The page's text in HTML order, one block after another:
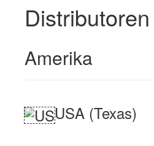
Distributoren
Amerika
USA (Texas)